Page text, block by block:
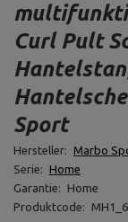
Curl Pult
Sport
Hersteller: Marbo
Serie: Home
Garantie:
Home
Produktcode: